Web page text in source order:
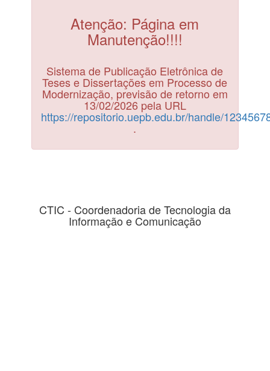
Atenção: Página em
Manutenção!!!!
Sistema de Publicação Eletrônica de
Teses e Dissertações em Processo de
Modernização, previsão de retorno em
13/02/2026 pela URL
https://repositorio.uepb.edu.br/handle/
.
CTIC - Coordenadoria de Tecnologia da
Informação e Comunicação